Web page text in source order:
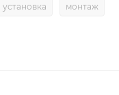
установка монтаж